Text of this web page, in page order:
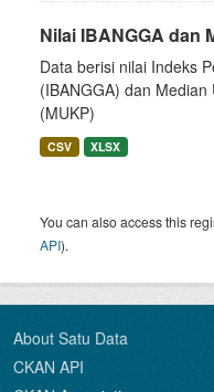
Nilai IBANGGA dan
Data berisi nilai Indeks
(IBANGGA) dan
(MUKP)
CSV XLSX
You can also access this
API).
About Satu Data
CKAN API